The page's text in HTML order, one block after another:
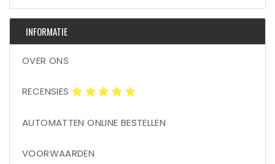
INFORMATIE
OVER ONS
RECENSIES
AUTOMATTEN ONLINE BESTELLEN
VOORWAARDEN